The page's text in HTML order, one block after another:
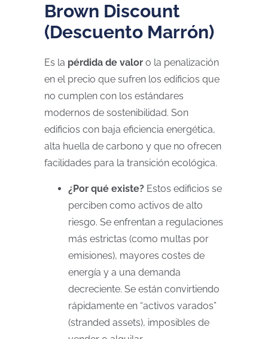
Brown Discount
(Descuento Marrón)
Es la pérdida de valor o la penalización
en el precio que sufren los edificios que
no cumplen con los estándares
modernos de sostenibilidad. Son
edificios con baja eficiencia energética,
alta huella de carbono y que no ofrecen
facilidades para la transición ecológica.
¿Por qué existe? Estos edificios se
perciben como activos de alto
riesgo. Se enfrentan a regulaciones
más estrictas (como multas por
emisiones), mayores costes de
energía y a una demanda
decreciente. Se están convirtiendo
rápidamente en “activos varados”
(stranded assets), imposibles de